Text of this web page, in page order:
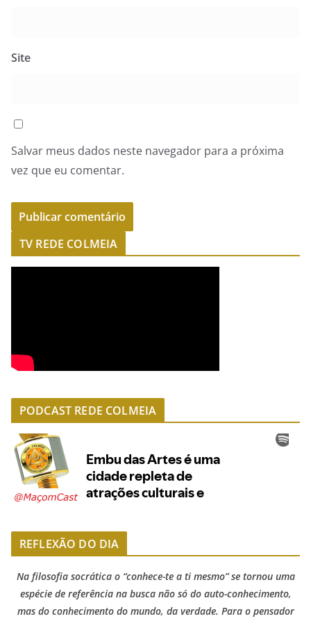
Site
Salvar meus dados neste navegador para a próxima
vez que eu comentar.
TV REDE COLMEIA
PODCAST REDE COLMEIA
REFLEXÃO DO DIA
Na filosofia socrática o “conhece-te a ti mesmo” se tornou uma
espécie de referência na busca não só do auto-conhecimento,
mas do conhecimento do mundo, da verdade. Para o pensador